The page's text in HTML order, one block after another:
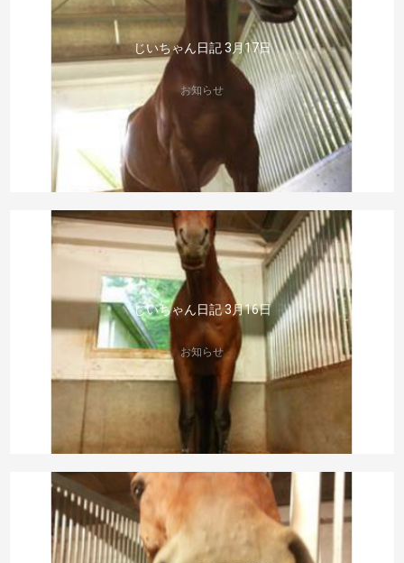
じいちゃん日記 3月17日
お知らせ
じいちゃん日記 3月16日
お知らせ